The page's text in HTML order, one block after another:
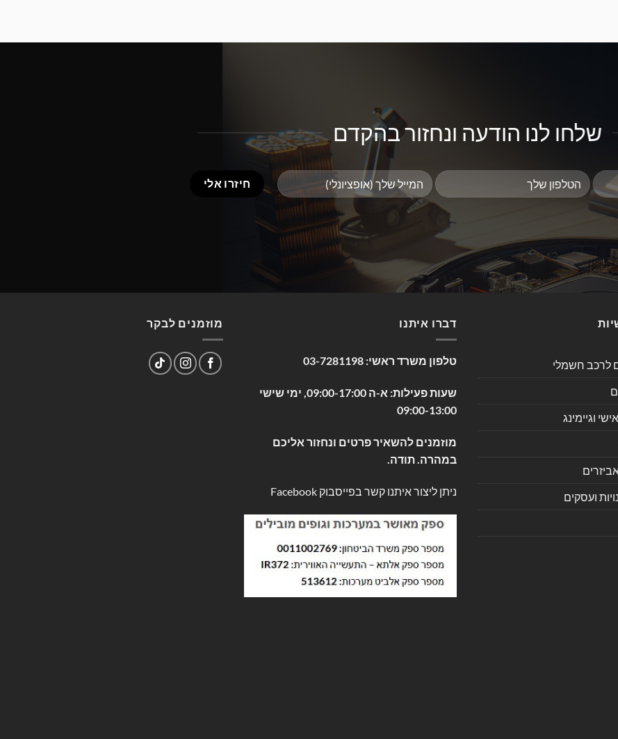
שלחו לנו הודעה ונחזור בהקדם
לרכב חשמלי
וגיימינג
ועסקים
דברו איתנו
טלפון משרד ראשי: 03-7281198
שעות פעילות: א-ה 09:00-17:00, ימי שישי
09:00-13:00
מוזמנים להשאיר פרטים ונחזור אליכם
במהרה. תודה.
ניתן ליצור איתנו קשר בפייסבוק Facebook
מוזמנים לבקר